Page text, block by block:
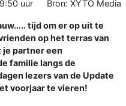
uur Bron: XYTO Media
tijd om er op uit te
op het terras van
je partner een
familie langs de
lezers van de Update
voorjaar te vieren!